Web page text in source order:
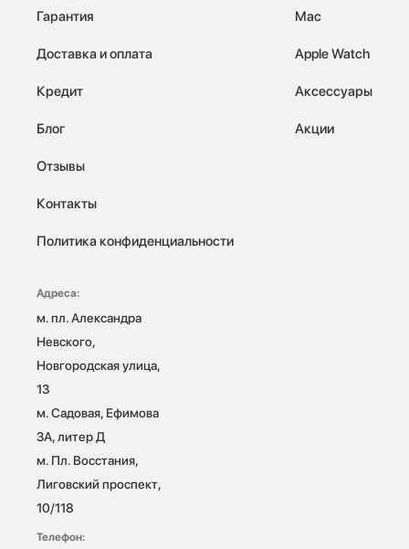
Гарантия
Доставка и оплата
Кредит
Блог
Отзывы
Контакты
Политика конфиденциальности
Mac
Apple Watch
Аксессуары
Акции
Адреса:
м. пл. Александра
Невского,
Новгородская улица,
13
м. Садовая, Ефимова
3А, литер Д
м. Пл. Восстания,
Лиговский проспект,
10/118
Телефон: